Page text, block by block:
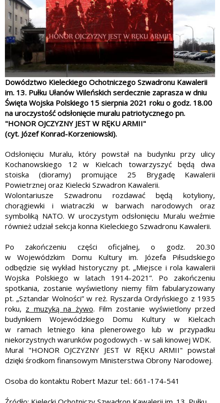
Dowództwo Kieleckiego Ochotniczego Szwadronu Kawalerii
im. 13. Pułku Ułanów Wileńskich serdecznie zaprasza w dniu
Święta Wojska Polskiego 15 sierpnia 2021 roku o godz. 18.00
na uroczystość odsłonięcie muralu patriotycznego pn.
"HONOR OJCZYZNY JEST W RĘKU ARMII"
(cyt. Józef Konrad-Korzeniowski).
Odsłonięciu Muralu, który powstał na budynku przy ulicy
Kochanowskiego 12 w Kielcach towarzyszyć będą dwa
stoiska (dioramy) promujące 25 Brygadę Kawalerii
Powietrznej oraz Kielecki Szwadron Kawalerii.
Wolontariusze Szwadronu rozdawać będą kotyliony,
chorągiewki i wiatraczki w barwach narodowych oraz
symboliką NATO. W uroczystym odsłonięciu Muralu weźmie
również udział sekcja konna Kieleckiego Szwadronu Kawalerii.
Po zakończeniu części oficjalnej, o godz. 20.30
w Wojewódzkim Domu Kultury im. Józefa Piłsudskiego
odbędzie się wykład historyczny pt. „Miejsce i rola kawalerii
Wojska Polskiego w latach 1914-2021”. Po zakończeniu
spotkania, zostanie wyświetlony niemy film fabularyzowany
pt. „Sztandar Wolności” w reż. Ryszarda Ordyńskiego z 1935
roku, z muzyką na żywo. Film zostanie wyświetlony przed
budynkiem Wojewódzkiego Domu Kultury w Kielcach
w ramach letniego kina plenerowego lub w przypadku
niekorzystnych warunków pogodowych - w sali kinowej WDK.
Mural "HONOR OJCZYZNY JEST W RĘKU ARMII" powstał
dzięki środkom finansowym Ministerstwa Obrony Narodowej.
Osoba do kontaktu Robert Mazur tel.: 661-174-541